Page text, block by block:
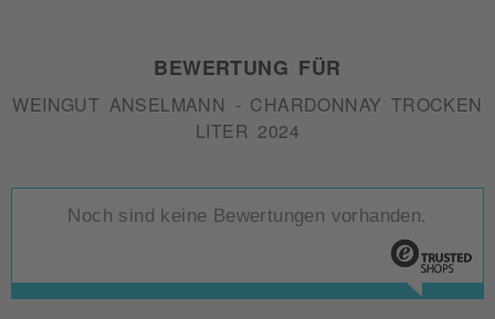
BEWERTUNG FÜR
WEINGUT ANSELMANN - CHARDONNAY TROCKEN
LITER 2024
Noch sind keine Bewertungen vorhanden.